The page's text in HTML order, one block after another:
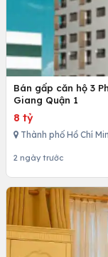
Bán gấp căn hộ 3
Giang Quận 1
8 tỷ
Thành phố Hồ Chí
2 ngày trước